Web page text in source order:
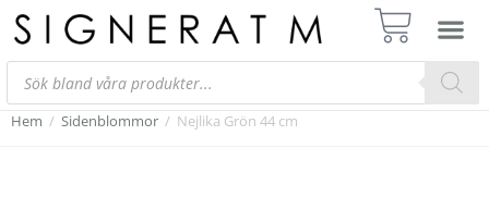
Hem / Sidenblommor / Nejlika Grön 44 cm